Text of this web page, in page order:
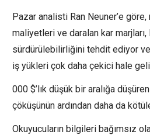
Pazar analisti Ran Neuner’e
maliyetleri ve daralan kar
sürdürülebilirliğini tehdit ediyor
iş yükleri çok daha çekici hale
000 $’lık düşük bir aralığa
çöküşünün ardından daha da
Okuyucuların bilgileri bağımsız